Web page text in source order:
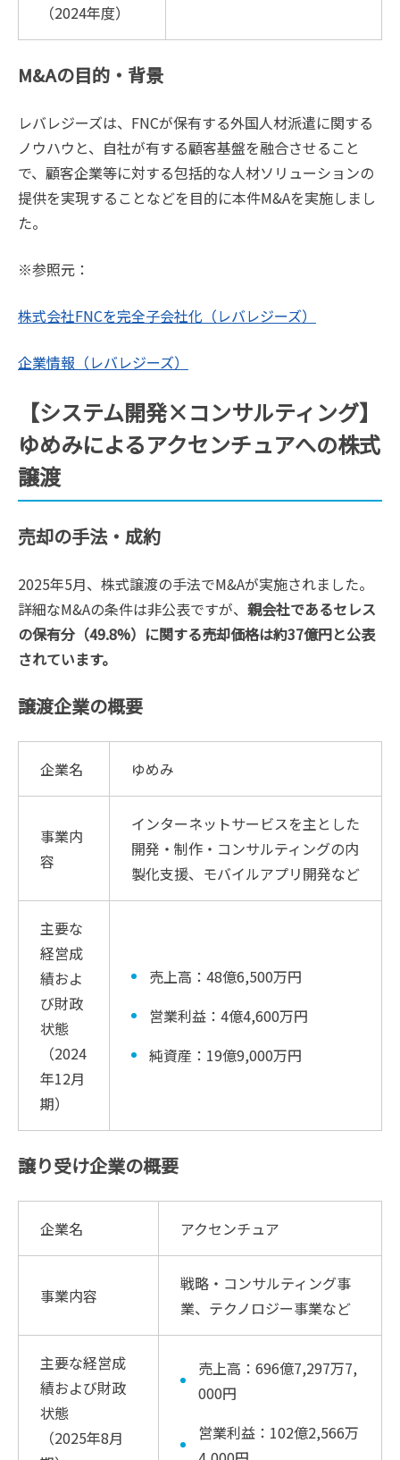
（2024年度）
M&Aの目的・背景
レバレジーズは、FNCが保有する外国人材派遣に関する
ノウハウと、自社が有する顧客基盤を融合させること
で、顧客企業等に対する包括的な人材ソリューションの
提供を実現することなどを目的に本件M&Aを実施しまし
た。
※参照元：
株式会社FNCを完全子会社化（レバレジーズ）
企業情報（レバレジーズ）
【システム開発×コンサルティング】
ゆめみによるアクセンチュアへの株式
譲渡
売却の手法・成約
2025年5月、株式譲渡の手法でM&Aが実施されました。
詳細なM&Aの条件は非公表ですが、 親会社であるセレス
の保有分（49.8%）に関する売却価格は約37億円と公表
されています。
譲渡企業の概要
企業名 ゆめみ
事業内
容
インターネットサービスを主とした
開発・制作・コンサルティングの内
製化支援、モバイルアプリ開発など
主要な
経営成
績およ
び財政
状態
（2024
年12月
期）
売上高：48億6,500万円
営業利益：4億4,600万円
純資産：19億9,000万円
譲り受け企業の概要
企業名 アクセンチュア
事業内容
戦略・コンサルティング事
業、テクノロジー事業など
主要な経営成
績および財政
状態
（2025年8月
売上高：696億7,297万7,
000円
営業利益：102億2,566万